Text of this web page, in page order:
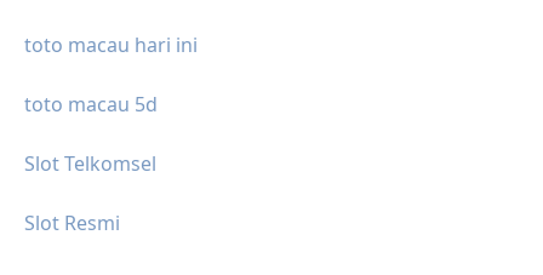
toto macau hari ini
toto macau 5d
Slot Telkomsel
Slot Resmi